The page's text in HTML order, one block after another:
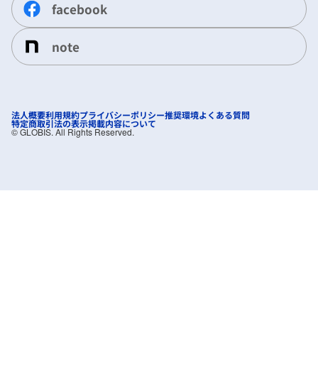
facebook
note
法人概要利用規約プライバシーポリシー推奨環境よくある質問
特定商取引法の表示掲載内容について
©︎ GLOBIS. All Rights Reserved.